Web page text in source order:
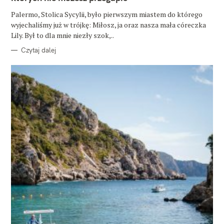
Palermo, Stolica Sycylii, było pierwszym miastem do którego
wyjechaliśmy już w trójkę: Miłosz, ja oraz nasza mała córeczka
Lily. Był to dla mnie niezły szok,..
Czytaj dalej